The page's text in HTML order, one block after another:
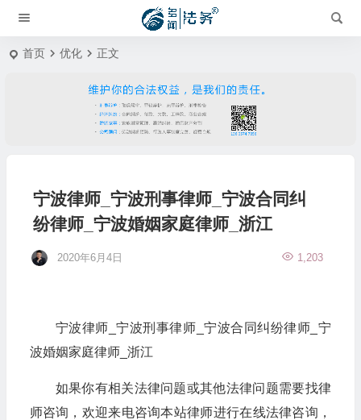
首页 优化 正文
宁波律师_宁波刑事律师_宁波合同纠
纷律师_宁波婚姻家庭律师_浙江
2020年6月4日 1,203
宁波律师_宁波刑事律师_宁波合同纠纷律师_宁
波婚姻家庭律师_浙江
如果你有相关法律问题或其他法律问题需要找律
师咨询，欢迎来电咨询本站律师进行在线法律咨询，